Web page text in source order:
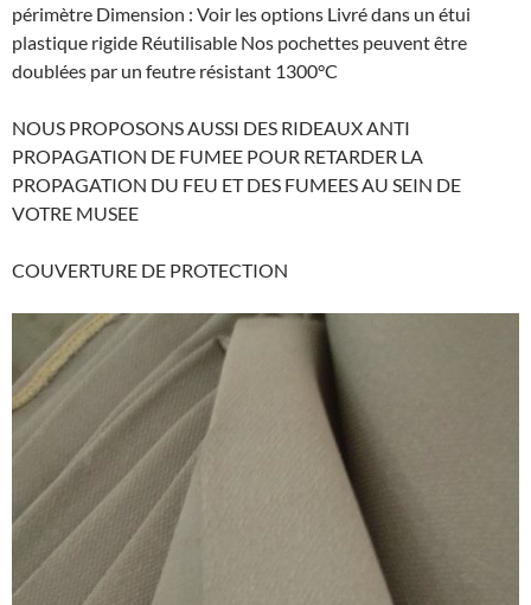
périmètre Dimension : Voir les options Livré dans un étui
plastique rigide Réutilisable Nos pochettes peuvent être
doublées par un feutre résistant 1300°C
NOUS PROPOSONS AUSSI DES RIDEAUX ANTI
PROPAGATION DE FUMEE POUR RETARDER LA
PROPAGATION DU FEU ET DES FUMEES AU SEIN DE
VOTRE MUSEE
COUVERTURE DE PROTECTION